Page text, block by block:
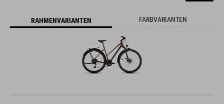
RAHMENVARIANTEN FARBVARIANTEN